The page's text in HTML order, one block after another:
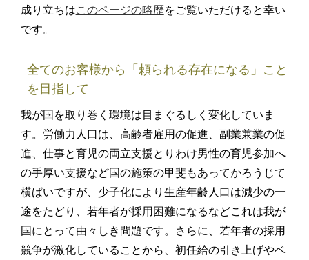
成り立ちはこのページの略歴をご覧いただけると幸い
です。
全てのお客様から「頼られる存在になる」こと
を 目指して
我が国を取り巻く環境は目まぐるしく変化していま
す。労働力人口は、高齢者雇用の促進、副業兼業の促
進、仕事と育児の両立支援とりわけ男性の育児参加へ
の手厚い支援など国の施策の甲斐もあってかろうじて
横ばいですが、少子化により生産年齢人口は減少の一
途をたどり、若年者が採用困難になるなどこれは我が
国にとって由々しき問題です。さらに、若年者の採用
競争が激化していることから、初任給の引き上げやベ